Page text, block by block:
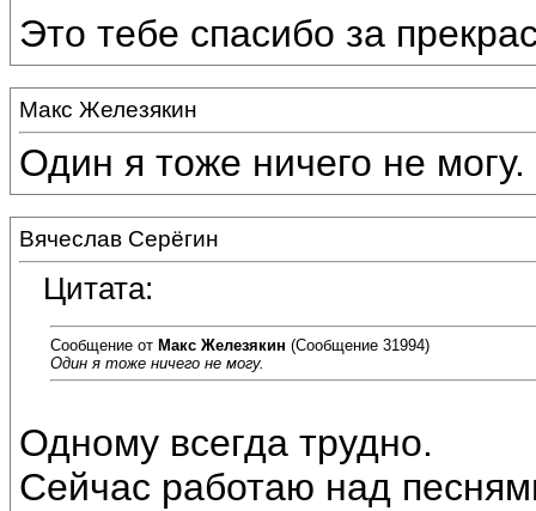
Это тебе спасибо за
Макс Железякин
Один я тоже ничего не могу.
Вячеслав Серёгин
Цитата:
Сообщение от Макс Железякин (Сообщение 31994)
Один я тоже ничего не могу.
Одному всегда трудно.
Сейчас работаю над